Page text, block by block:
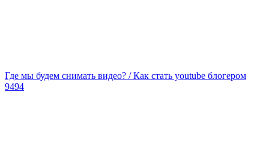
Где мы будем снимать видео? / Как стать youtube блогером
9494